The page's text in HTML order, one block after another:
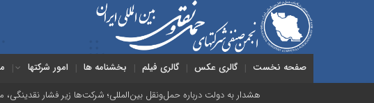
صفحه نخست گالری عکس گالری فیلم بخشنامه ها امور شرکتها
هشدار به دولت درباره حمل‌ونقل بین‌المللی؛ شرکت‌ها زیر فشار نقدینگی، مالیات و افت